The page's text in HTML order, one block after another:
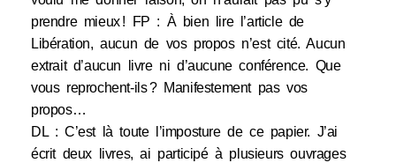
prendre mieux ! FP : À bien lire l’article de
Libération, aucun de vos propos n’est cité. Aucun
extrait d’aucun livre ni d’aucune conférence. Que
vous reprochent-ils ? Manifestement pas vos
propos…
DL : C’est là toute l’imposture de ce papier. J’ai
écrit deux livres, ai participé à plusieurs ouvrages